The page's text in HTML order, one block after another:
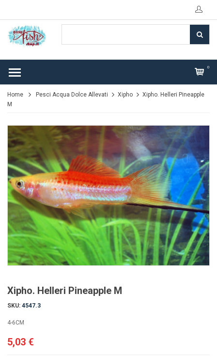
0
Home Pesci Acqua Dolce Allevati Xipho
Xipho. Helleri Pineapple
M
Xipho. Helleri Pineapple M
SKU: 4547.3
4-6CM
5,03 €